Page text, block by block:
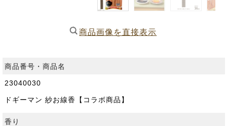
商品画像を直接表示
商品番号・商品名
23040030
ドギーマン 紗お線香【コラボ商品】
香り